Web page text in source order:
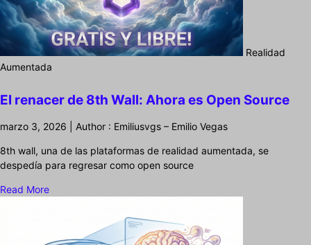
Realidad
Aumentada
El renacer de 8th Wall: Ahora es Open Source
marzo 3, 2026 | Author : Emiliusvgs – Emilio Vegas
8th wall, una de las plataformas de realidad aumentada, se
despedía para regresar como open source
Read More